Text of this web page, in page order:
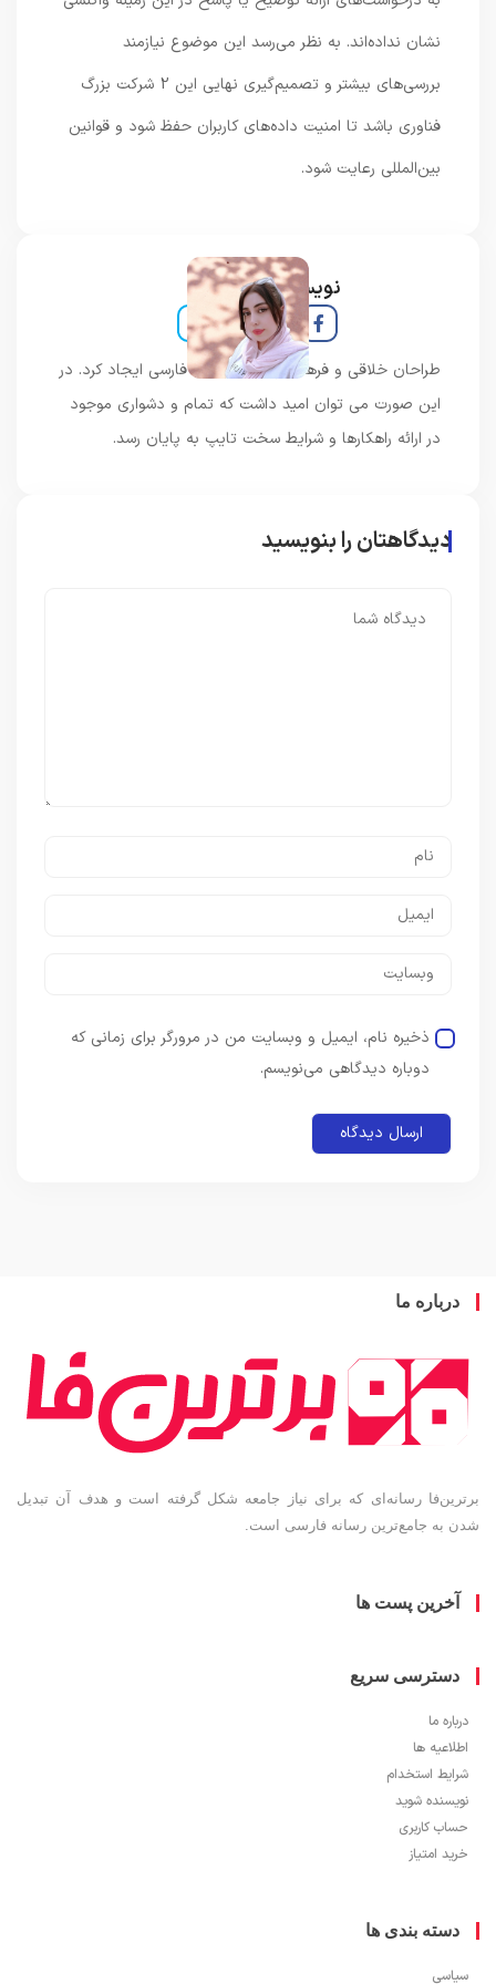
نشان نداده‌اند. به‌ نظر می‌رسد این موضوع نیازمند
بررسی‌های بیشتر و تصمیم‌گیری نهایی این 2 شرکت بزرگ
فناوری باشد تا امنیت داده‌های کاربران حفظ شود و قوانین
بین‌المللی رعایت شود.
نویسنده و خبرنگار
طراحان خلاقی و فرهنگ پیشرو در زبان فارسی ایجاد کرد. در
این صورت می توان امید داشت که تمام و دشواری موجود
در ارائه راهکارها و شرایط سخت تایپ به پایان رسد.
دیدگاهتان را بنویسید
ذخیره نام، ایمیل و وبسایت من در مرورگر برای زمانی که
دوباره دیدگاهی می‌نویسم.
ما
رسانه‌ای که برای نیاز جامعه شکل گرفته است و هدف آن تبدیل
جامع‌ترین رسانه فارسی است.
پست ها
سریع
ها
استخدام
شوید
کاربری
امتیاز
بندی ها